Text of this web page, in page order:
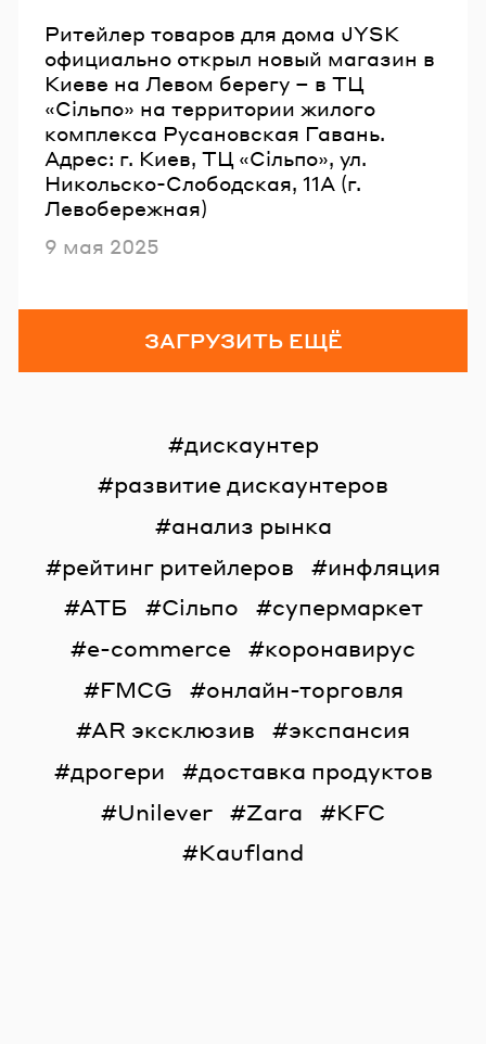
Ритейлер товаров для дома JYSK
официально открыл новый магазин в
Киеве на Левом берегу – в ТЦ
«Сільпо» на территории жилого
комплекса Русановская Гавань.
Адрес: г. Киев, ТЦ «Сільпо», ул.
Никольско-Слободская, 11А (г.
Левобережная)
Опубликовано
9 мая 2025
ЗАГРУЗИТЬ ЕЩЁ
дискаунтер
развитие дискаунтеров
анализ рынка
рейтинг ритейлеров
инфляция
АТБ
Сільпо
супермаркет
e-commerce
коронавирус
FMCG
онлайн-торговля
AR эксклюзив
экспансия
дрогери
доставка продуктов
Unilever
Zara
KFC
Kaufland